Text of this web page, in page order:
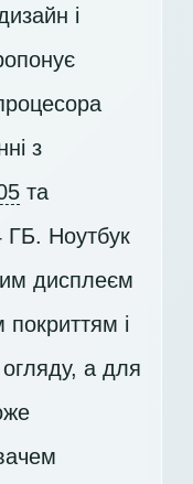
і
з
та
ГБ. Ноутбук
дисплеєм
і
а для